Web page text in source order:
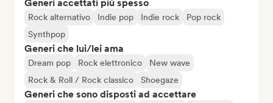
Generi accettati più spesso
Rock alternativo Indie pop Indie rock
Pop rock
Synthpop
Generi che lui/lei ama
Dream pop Rock elettronico
New wave
Rock & Roll / Rock classico
Shoegaze
Generi che sono disposti ad accettare